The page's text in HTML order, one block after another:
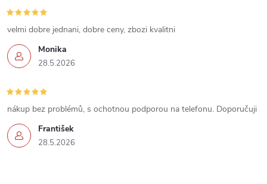
Monika
28.5.2026
velmi dobre jednani, dobre ceny, zbozi kvalitni
František
28.5.2026
nákup bez problémů, s ochotnou podporou na telefonu. Doporučuji